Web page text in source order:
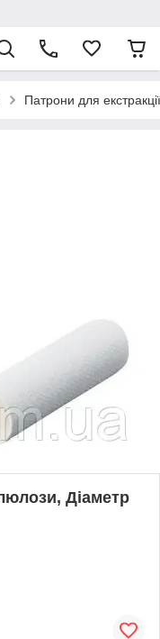
Патрони для
Діаметр